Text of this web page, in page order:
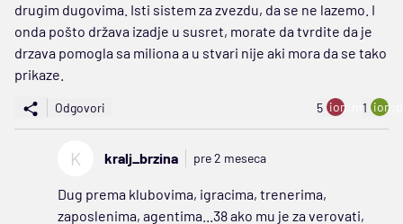
drugim dugovima. Isti sistem za zvezdu, da se ne lazemo. I
onda pošto država izadje u susret, morate da tvrdite da je
drzava pomogla sa miliona a u stvari nije aki mora da se tako
prikaze.
Odgovori 5 ion:minus
1
K kralj_brzina pre 2 meseca
Dug prema klubovima, igracima, trenerima,
zaposlenima, agentima...38 ako mu je za verovati,